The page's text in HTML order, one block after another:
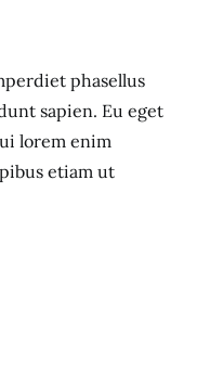
phasellus
sapien. Eu eget
lorem enim
etiam ut